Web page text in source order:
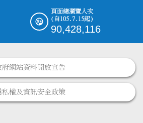
頁面總瀏覽人次
(自105.7.15起)
90,428,116
府網站資料開放宣告
私權及資訊安全政策